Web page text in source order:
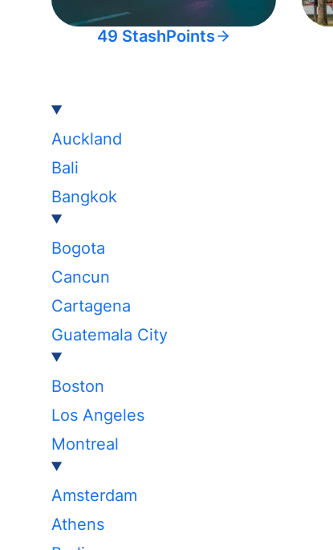
49 StashPoints
Auckland
Bali
Bangkok
Bogota
Cancun
Cartagena
Guatemala City
Boston
Los Angeles
Montreal
Amsterdam
Athens